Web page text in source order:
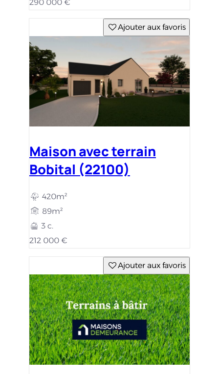
290 000 €
Ajouter aux favoris
Maison avec terrain
Bobital (22100)
420m²
89m²
3 c.
212 000 €
Ajouter aux favoris